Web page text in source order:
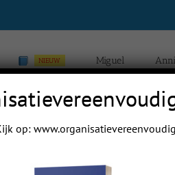
NIEUW Miguel
op: